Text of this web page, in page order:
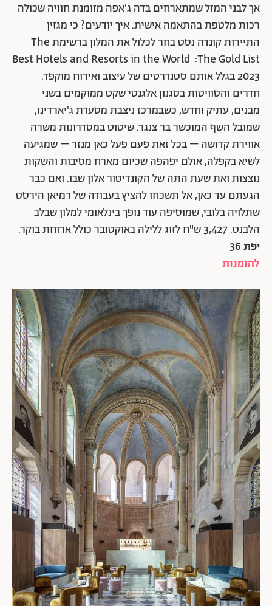
אך לבני המזל שמתארחים בדה ג'אפה מזומנת חוויה שכולה
רכות מלטפת בהתאמה אישית. איך יודעים? כי מגזין
התיירות קונדה נסט בחר לכלול את המלון ברשימת The
Best Hotels and Resorts in the World :The Gold List
2023 בגלל אותם סטנדרטים של עיצוב ואירוח מוקפד.
חדרים והסוויטות בסגנון אלגנטי שקט ממוקמים בשני
מבנים, עתיק וחדש, כשבמרכז ניצבת מסעדת ג'יארדינו,
שמובל השף המוכשר בר צנגר. שיטוט במסדרונות משרה
אווירת קדושה – בכל זאת פעם פעל כאן מנזר – שמגיעה
לשיא בקפלה, אולם יפהפה שכיום מארח מסיבות והשקות
נוצצות ואת שעת התה של הקונדיטור אלון שבו. ואם כבר
הגעתם עד כאן, אל תשכחו להציץ בעבודה של דמיאן הירסט
שתלויה בלובי, שמוסיפה עוד נופך בינלאומי למלון שבלב
הלבנט. 3,427 ש"ח לזוג ללילה באוקטובר כולל ארוחת בוקר.
יפת 36
להזמנות